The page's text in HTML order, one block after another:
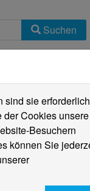
Suchen
sind sie
Cookies
Besuchern
können Sie